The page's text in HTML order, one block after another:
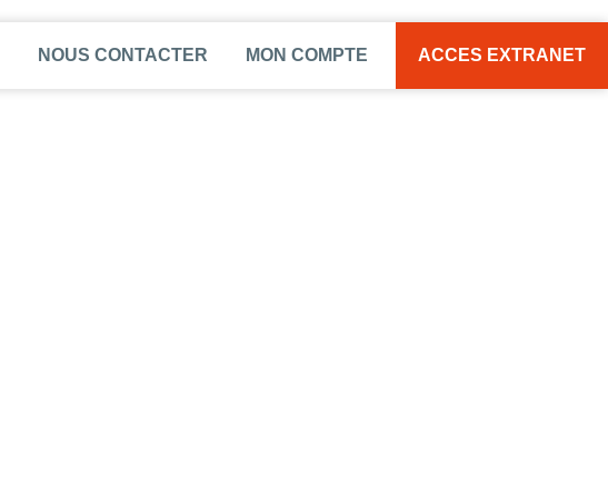
NOUS CONTACTER MON COMPTE ACCES EXTRANET